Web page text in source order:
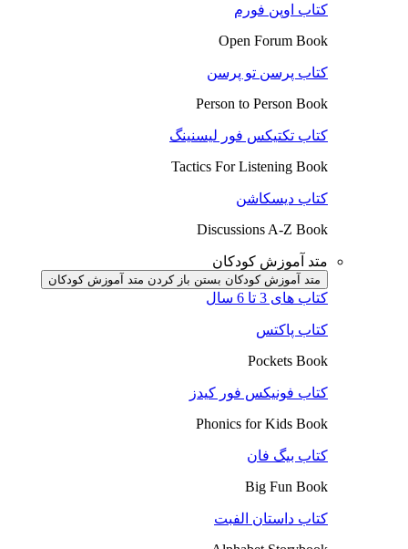
کتاب اوپن فورم
Open Forum Book
کتاب پرسن تو پرسن
Person to Person Book
کتاب تکتیکس فور لیسنینگ
Tactics For Listening Book
کتاب دیسکاشن
Discussions A-Z Book
متد آموزش کودکان
متد آموزش کودکان بستن باز کردن متد آموزش کودکان
کتاب های 3 تا 6 سال
کتاب پاکتس
Pockets Book
کتاب فونیکس فور کیدز
Phonics for Kids Book
کتاب بیگ فان
Big Fun Book
کتاب داستان الفبت